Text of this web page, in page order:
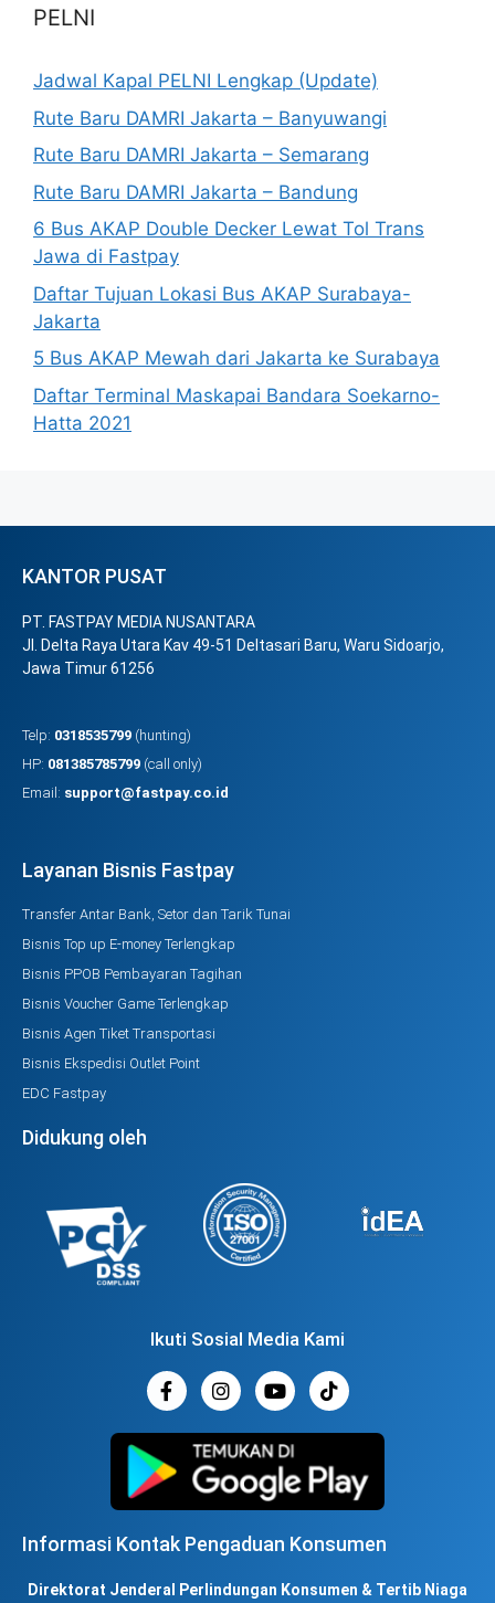
PELNI
Jadwal Kapal PELNI Lengkap (Update)
Rute Baru DAMRI Jakarta – Banyuwangi
Rute Baru DAMRI Jakarta – Semarang
Rute Baru DAMRI Jakarta – Bandung
6 Bus AKAP Double Decker Lewat Tol Trans
Jawa di Fastpay
Daftar Tujuan Lokasi Bus AKAP Surabaya-
Jakarta
5 Bus AKAP Mewah dari Jakarta ke Surabaya
Daftar Terminal Maskapai Bandara Soekarno-
Hatta 2021
KANTOR PUSAT
PT. FASTPAY MEDIA NUSANTARA
Jl. Delta Raya Utara Kav 49-51 Deltasari Baru, Waru Sidoarjo,
Jawa Timur 61256
Telp: 0318535799 (hunting)
HP: 081385785799 (call only)
Email: support@fastpay.co.id
Layanan Bisnis Fastpay
Transfer Antar Bank, Setor dan Tarik Tunai
Bisnis Top up E-money Terlengkap
Bisnis PPOB Pembayaran Tagihan
Bisnis Voucher Game Terlengkap
Bisnis Agen Tiket Transportasi
Bisnis Ekspedisi Outlet Point
EDC Fastpay
Didukung oleh
Ikuti Sosial Media Kami
Informasi Kontak Pengaduan Konsumen
Direktorat Jenderal Perlindungan Konsumen & Tertib Niaga